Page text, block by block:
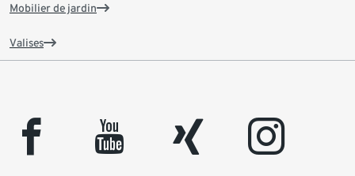
Mobilier de jardin
Valises
facebook youtube xing instagram